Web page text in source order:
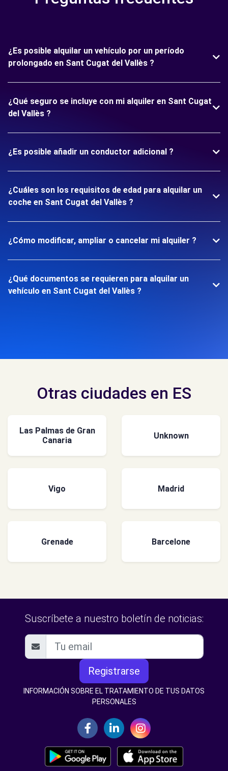
¿Es posible alquilar un vehículo por un período
prolongado en Sant Cugat del Vallès ?
¿Qué seguro se incluye con mi alquiler en Sant Cugat
del Vallès ?
¿Es posible añadir un conductor adicional ?
¿Cuáles son los requisitos de edad para alquilar un
coche en Sant Cugat del Vallès ?
¿Cómo modificar, ampliar o cancelar mi alquiler ?
¿Qué documentos se requieren para alquilar un
vehículo en Sant Cugat del Vallès ?
Otras ciudades en ES
Las Palmas de Gran
Canaria
Unknown
Vigo Madrid
Grenade Barcelone
Suscríbete a nuestro boletín de noticias:
Registrarse
INFORMACIÓN SOBRE EL TRATAMIENTO DE TUS DATOS
PERSONALES